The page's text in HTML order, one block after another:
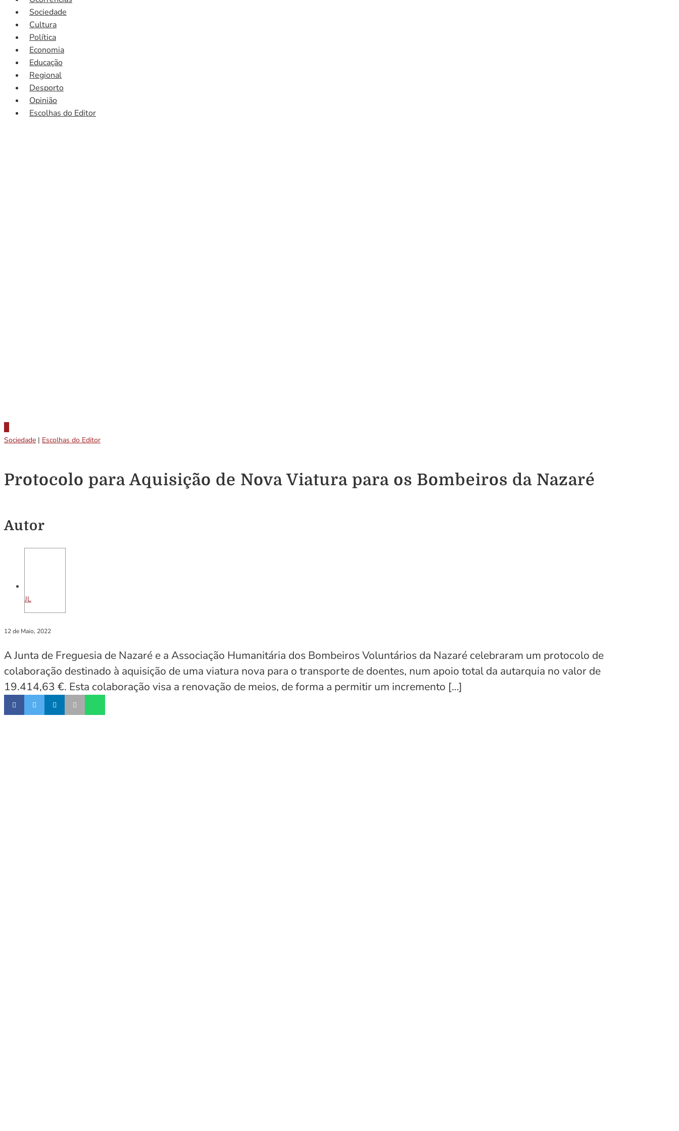
Sociedade
Cultura
Política
Economia
Educação
Regional
Desporto
Opinião
Escolhas do Editor
Sociedade | Escolhas do Editor
Protocolo para Aquisição de Nova Viatura para os Bombeiros da Nazaré
Autor
JL
12 de Maio, 2022
A Junta de Freguesia de Nazaré e a Associação Humanitária dos Bombeiros Voluntários da Nazaré celebraram um protocolo de
colaboração destinado à aquisição de uma viatura nova para o transporte de doentes, num apoio total da autarquia no valor de
19.414,63 €. Esta colaboração visa a renovação de meios, de forma a permitir um incremento […]